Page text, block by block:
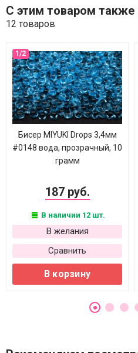
С этим товаром также
12 товаров
Бисер MIYUKI Drops 3,4мм
#0148 вода, прозрачный, 10
грамм
187 руб.
В наличии 12 шт.
В желания
Сравнить
В корзину